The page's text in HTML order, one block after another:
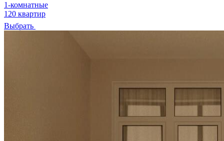
1-комнатные
120 квартир
Выбрать